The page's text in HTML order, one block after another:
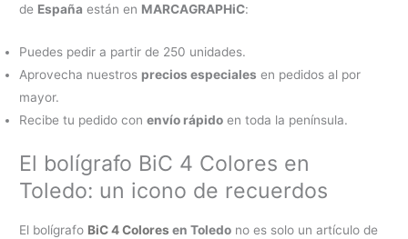
de España están en MARCAGRAPHiC:
Puedes pedir a partir de 250 unidades.
Aprovecha nuestros precios especiales en pedidos al por
mayor.
Recibe tu pedido conenvío rápido en toda la península.
El bolígrafo BiC 4 Colores en
Toledo: un icono de recuerdos
El bolígrafo BiC 4 Colores en Toledo no es solo un artículo de